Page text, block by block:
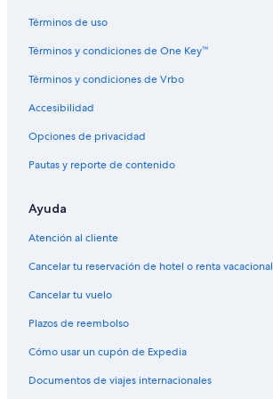
Términos de uso
Términos y condiciones de One Key™
Términos y condiciones de Vrbo
Accesibilidad
Opciones de privacidad
Pautas y reporte de contenido
Ayuda
Atención al cliente
Cancelar tu reservación de hotel o renta vacacional
Cancelar tu vuelo
Plazos de reembolso
Cómo usar un cupón de Expedia
Documentos de viajes internacionales